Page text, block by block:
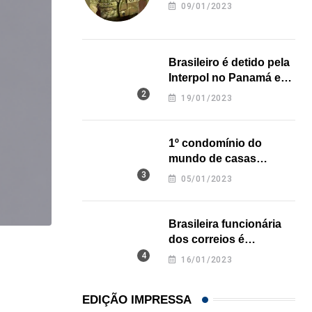
ESTADOS UNIDOS ,
05/08/2026
09/01/2023
Brasileiro é detido pela
Interpol no Panamá e
pode pegar prisão
19/01/2023
1º condomínio do
mundo de casas
impressas em 3D é
05/01/2023
Brasileira funcionária
dos correios é
assassinada a facadas
16/01/2023
EDIÇÃO IMPRESSA